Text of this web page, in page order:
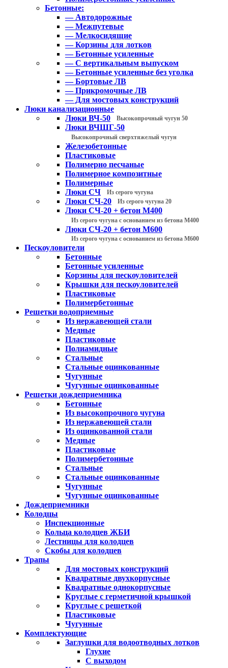
Бетонные:
— Автодорожные
— Межпутевые
— Мелкосидящие
— Корзины для лотков
— Бетонные усиленные
— С вертикальным выпуском
— Бетонные усиленные без уголка
— Бортовые ЛВ
— Прикромочные ЛВ
— Для мостовых конструкций
Люки канализационные
Люки ВЧ-50
Высокопрочный чугун 50
Люки ВЧШГ-50
Высокопрочный сверхтяжелый чугун
Железобетонные
Пластиковые
Полимерно песчаные
Полимерное композитные
Полимерные
Люки СЧ
Из серого чугуна
Люки СЧ-20 Из серого чугуна 20
Люки СЧ-20 + бетон М400
Из серого чугуна с основанием из бетона М400
Люки СЧ-20 + бетон М600
Из серого чугуна с основанием из бетона М600
Пескоуловители
Бетонные
Бетонные усиленные
Корзины для пескоуловителей
Крышки для пескоуловителей
Пластиковые
Полимербетонные
Решетки водоприемные
Из нержавеющей стали
Медные
Пластиковые
Полиамидные
Стальные
Стальные оцинкованные
Чугунные
Чугунные оцинкованные
Решетки дождеприемника
Бетонные
Из высокопрочного чугуна
Из нержавеющей стали
Из оцинкованной стали
Медные
Пластиковые
Полимербетонные
Стальные
Стальные оцинкованные
Чугунные
Чугунные оцинкованные
Дождеприемники
Колодцы
Инспекционные
Кольца колодцев ЖБИ
Лестницы для колодцев
Скобы для колодцев
Трапы
Для мостовых конструкций
Квадратные двухкорпусные
Квадратные однокорпусные
Круглые с герметичной крышкой
Круглые с решеткой
Пластиковые
Чугунные
Комплектующие
Заглушки для водоотводных лотков
Глухие
С выходом